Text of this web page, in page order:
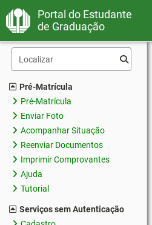
Portal do Estudante
de Graduação
Pré-Matrícula
Pré-Matrícula
Enviar Foto
Acompanhar Situação
Reenviar Documentos
Imprimir Comprovantes
Ajuda
Tutorial
Serviços sem Autenticação